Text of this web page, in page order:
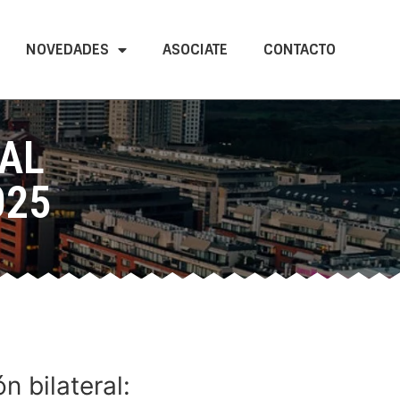
NOVEDADES ASOCIATE CONTACTO
bilateral: